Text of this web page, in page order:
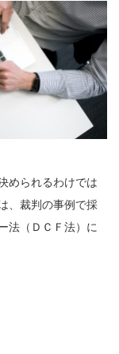
められるわけでは
、裁判の事例で採
法（ＤＣＦ法）に